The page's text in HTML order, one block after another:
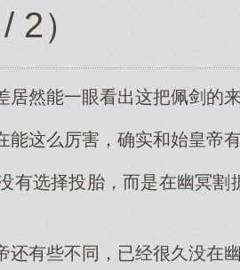
/ 2）
然能一眼看出这把佩剑的来
这么厉害，确实和始皇帝有
有选择投胎，而是在幽冥割
有些不同，已经很久没在幽